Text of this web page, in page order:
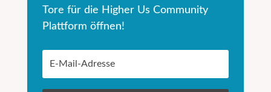
Tore für die Higher Us Community
Plattform öffnen!